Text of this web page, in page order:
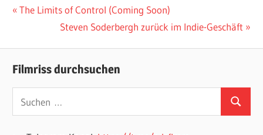
Beitragsnavigation
Vorheriger
The Limits of Control (Coming Soon)
Nächster
Steven Soderbergh zurück im Indie-Geschäft
Filmriss durchsuchen
nach:
Suchen